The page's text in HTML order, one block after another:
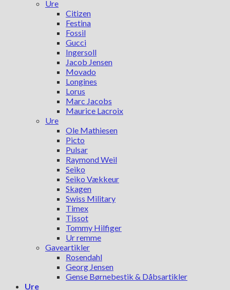
Ure
Citizen
Festina
Fossil
Gucci
Ingersoll
Jacob Jensen
Movado
Longines
Lorus
Marc Jacobs
Maurice Lacroix
Ure
Ole Mathiesen
Picto
Pulsar
Raymond Weil
Seiko
Seiko Vækkeur
Skagen
Swiss Military
Timex
Tissot
Tommy Hilfiger
Ur remme
Gaveartikler
Rosendahl
Georg Jensen
Gense Børnebestik & Dåbsartikler
Ure